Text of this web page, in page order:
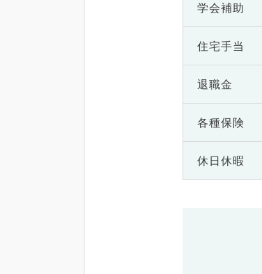
学会補助
住宅手当
退職金
各種保険
休日休暇